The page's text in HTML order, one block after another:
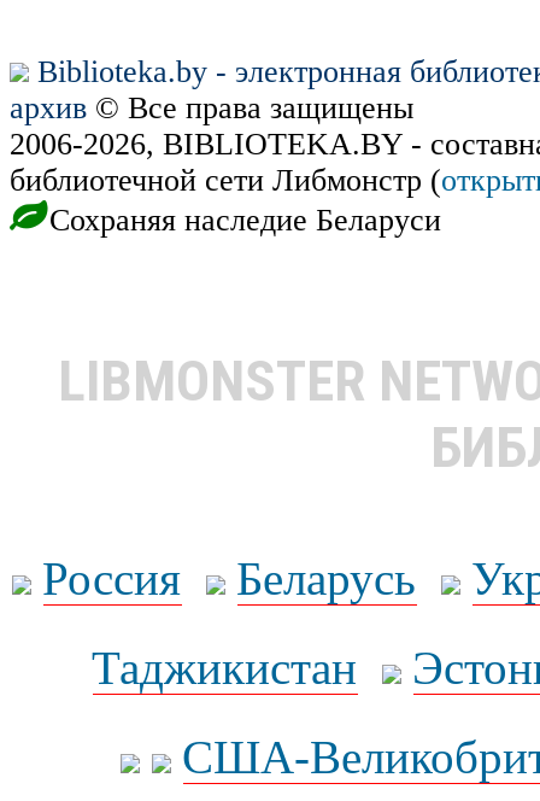
Biblioteka.by - электронная
архив © Все права защищены
2006-2026, BIBLIOTEKA.BY -
библиотечной сети Либмонстр (
Сохраняя наследие Беларуси
LIBMONSTER
Россия Беларусь
Таджикистан
США-